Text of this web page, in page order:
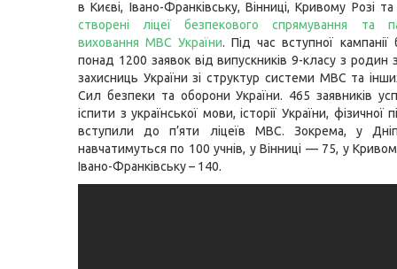
в Києві, Івано-Франківську, Вінниці, Кривому Розі
створені ліцеї безпекового спрямування та
виховання МВС України. Під час вступної
понад 1200 заявок від випускників 9-класу з родин
захисниць України зі структур системи МВС та
Сил безпеки та оборони України. 465 заявників
іспити з української мови, історії України, фізичної
вступили до п’яти ліцеїв МВС. Зокрема, у
навчатимуться по 100 учнів, у Вінниці — 75, у
Івано-Франківську – 140.